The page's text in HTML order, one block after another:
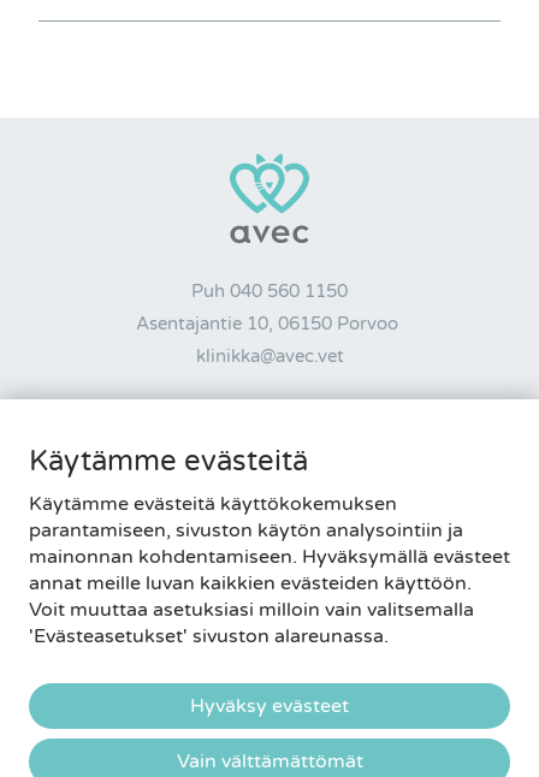
Puh 040 560 1150
Asentajantie 10, 06150 Porvoo
klinikka@avec.vet
MA-PE 8-20 • LA-SU 9-15
Tietosuojaseloste|Palautelomake
Evästeasetukset
Käytämme evästeitä
Käytämme evästeitä käyttökokemuksen
parantamiseen, sivuston käytön analysointiin ja
mainonnan kohdentamiseen. Hyväksymällä evästeet
annat meille luvan kaikkien evästeiden käyttöön.
Voit muuttaa asetuksiasi milloin vain valitsemalla
'Evästeasetukset' sivuston alareunassa.
Hyväksy evästeet
Vain välttämättömät